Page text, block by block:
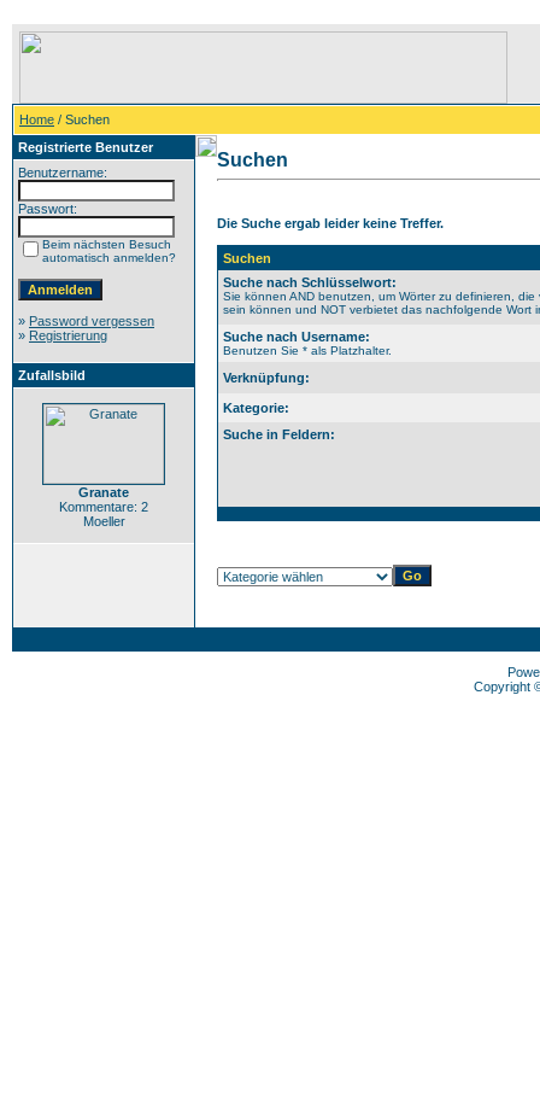
Home / Suchen
Registrierte Benutzer
Benutzername:
Passwort:
Beim nächsten Besuch
automatisch anmelden?
» Password vergessen
» Registrierung
Zufallsbild
Granate
Kommentare: 2
Moeller
Suchen
Die Suche ergab leider keine Treffer.
Suchen
Suche nach Schlüsselwort:
Sie können AND benutzen, um Wörter zu definieren,
sein können und NOT verbietet das nachfolgende Wort
Suche nach Username:
Benutzen Sie * als Platzhalter.
Verknüpfung:
Kategorie:
Suche in Feldern:
Copyright